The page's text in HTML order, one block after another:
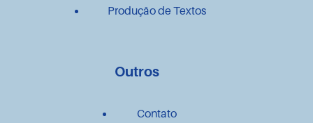
Produção de Textos
Outros
Contato